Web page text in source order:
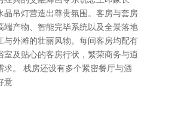
晶吊灯营造出尊贵氛围。客房与套房
端产物、智能完毕系统以及全景落地
与外滩的壮丽风物。每间客房均配有
室及贴心的客房行状，繁荣商务与逍
求。 栈房还设有多个紧密餐厅与酒
意